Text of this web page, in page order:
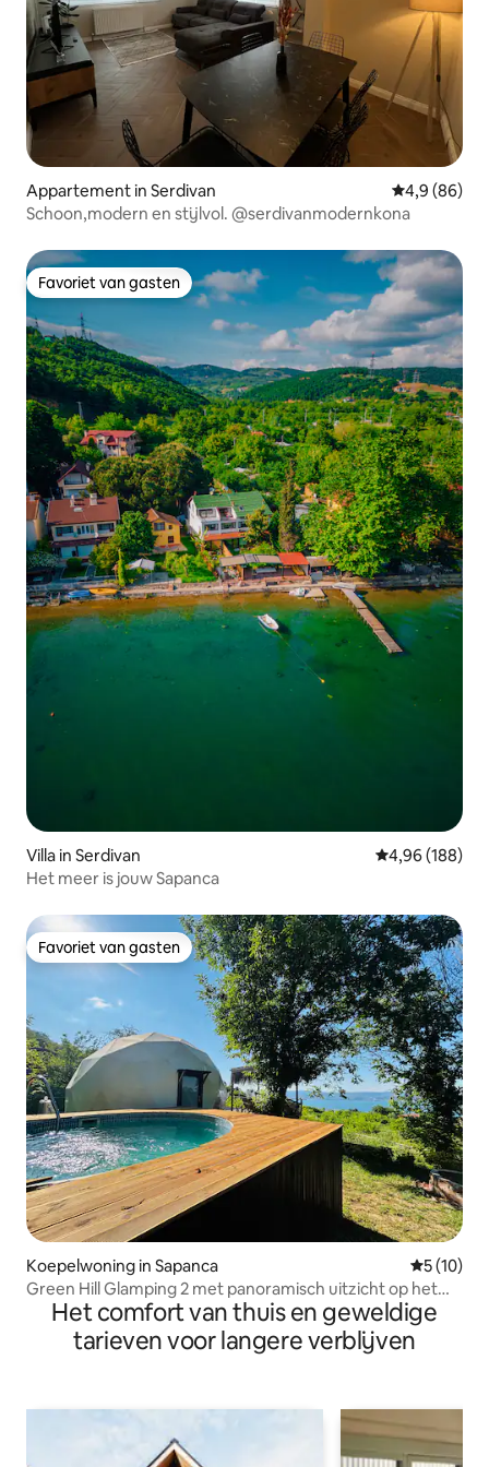
Appartement in Serdivan Gemiddelde
4,9 (86)
Schoon,modern en stijlvol. @serdivanmodernkona
Favoriet van gasten
Favoriet van gasten
Villa in Serdivan Gemiddelde
4,96 (188)
Het meer is jouw Sapanca
Favoriet van gasten
Favoriet van gasten
Koepelwoning in Sapanca
5 (10)
Green Hill Glamping 2 met panoramisch uitzicht op het
meerHet comfort van thuis en geweldige
tarieven voor langere verblijven